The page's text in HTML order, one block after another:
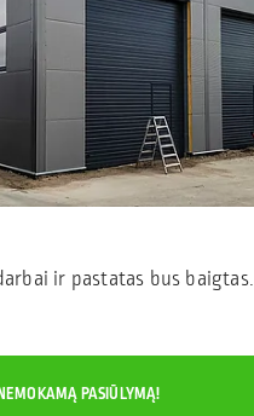
ir pastatas bus baigtas.
PASIŪLYMĄ!